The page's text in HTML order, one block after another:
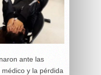
ante las
y la pérdida